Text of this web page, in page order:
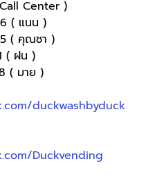
Center )
( แนน )
( คุณชา )
( ฝน )
( มาย )
duckwashbyduck
Duckvending